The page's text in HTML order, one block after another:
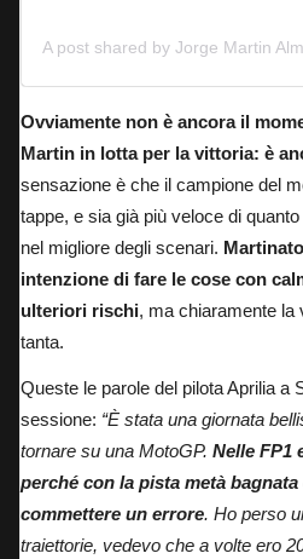
A post shared by Jorge Martin
Ovviamente non è ancora il
Martin in lotta per la vittoria: è
sensazione è che il campione del
tappe, e sia già più veloce di
nel migliore degli scenari.
intenzione di fare le cose con
ulteriori rischi, ma chiaramente la
tanta.
Queste le parole del pilota Aprilia a
sessione: “È stata una giornata
tornare su una MotoGP. Nelle FP1
perché con la pista metà
commettere un errore. Ho perso
traiettorie, vedevo che a volte ero